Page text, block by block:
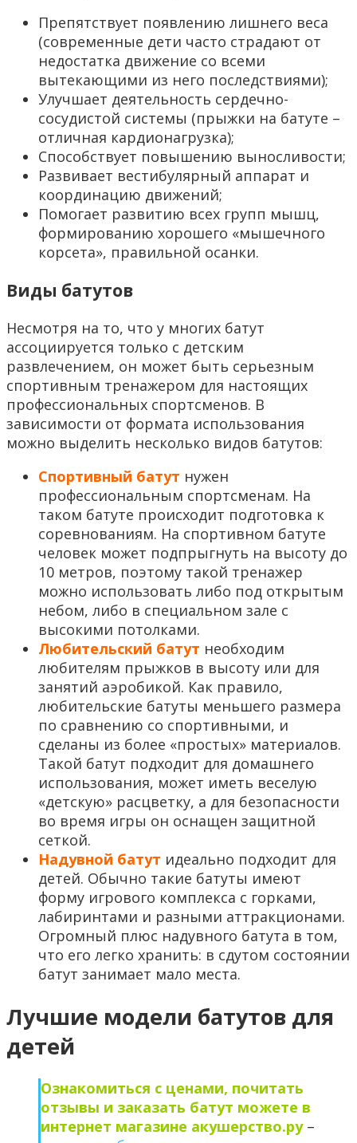
Препятствует появлению лишнего веса
(современные дети часто страдают от
недостатка движение со всеми
вытекающими из него последствиями);
Улучшает деятельность сердечно-
сосудистой системы (прыжки на батуте –
отличная кардионагрузка);
Способствует повышению выносливости;
Развивает вестибулярный аппарат и
координацию движений;
Помогает развитию всех групп мышц,
формированию хорошего «мышечного
корсета», правильной осанки.
Виды батутов
Несмотря на то, что у многих батут
ассоциируется только с детским
развлечением, он может быть серьезным
спортивным тренажером для настоящих
профессиональных спортсменов. В
зависимости от формата использования
можно выделить несколько видов батутов:
Спортивный батут нужен
профессиональным спортсменам. На
таком батуте происходит подготовка к
соревнованиям. На спортивном батуте
человек может подпрыгнуть на высоту до
10 метров, поэтому такой тренажер
можно использовать либо под открытым
небом, либо в специальном зале с
высокими потолками.
Любительский батут необходим
любителям прыжков в высоту или для
занятий аэробикой. Как правило,
любительские батуты меньшего размера
по сравнению со спортивными, и
сделаны из более «простых» материалов.
Такой батут подходит для домашнего
использования, может иметь веселую
«детскую» расцветку, а для безопасности
во время игры он оснащен защитной
сеткой.
Надувной батут идеально подходит для
детей. Обычно такие батуты имеют
форму игрового комплекса с горками,
лабиринтами и разными аттракционами.
Огромный плюс надувного батута в том,
что его легко хранить: в сдутом состоянии
батут занимает мало места.
Лучшие модели батутов для
детей
Ознакомиться с ценами, почитать
отзывы и заказать батут можете в
интернет магазине акушерство.ру–